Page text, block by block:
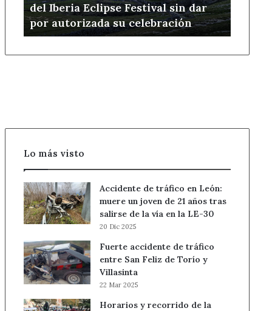
sin
dar
por
del Iberia Eclipse Festival sin dar
por autorizada su celebración
Lo más visto
Accidente de tráfico en León:
muere un joven de 21 años tras
salirse de la vía en la LE-30
20 Dic 2025
Fuerte accidente de tráfico
entre San Feliz de Torío y
Villasinta
22 Mar 2025
Horarios y recorrido de la